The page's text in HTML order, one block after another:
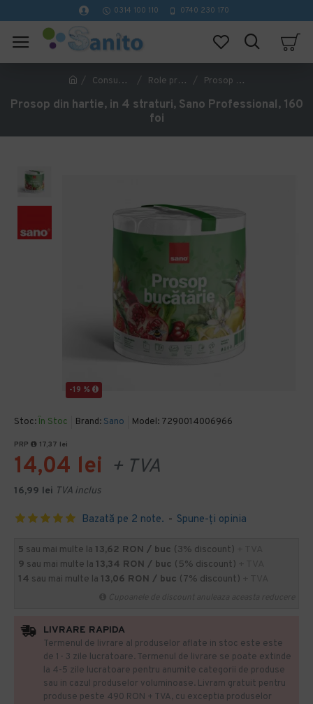
0314 100 110 0740 230 170
Consumabile hartie Role prosop hartie Prosop din hartie, in 4 straturi, Sano Professional, 160 foi
Prosop din hartie, in 4 straturi, Sano Professional, 160
foi
-19 %
Stoc: În Stoc Brand: Sano Model: 7290014006966
Bazată pe 2 note. - Spune-ţi opinia
PRP 17,37 lei
14,04 lei + TVA
16,99 lei TVA inclus
5 sau mai multe la 13,62 RON / buc (3% discount)
9 sau mai multe la 13,34 RON / buc (5% discount)
14 sau mai multe la 13,06 RON / buc (7% discount)
LIVRARE RAPIDA
Termenul de livrare al produselor aflate in stoc este este
de 1- 3 zile lucratoare. Termenul de livrare se poate extinde
la 4-5 zile lucratoare pentru anumite categorii de produse
sau in cazul produselor voluminoase. Livram gratuit pentru
produse peste 490 RON + TVA, cu exceptia produselor